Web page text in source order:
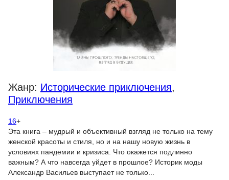
Жанр: Исторические приключения,
Приключения
16+
Эта книга – мудрый и объективный взгляд не только на тему
женской красоты и стиля, но и на нашу новую жизнь в
условиях пандемии и кризиса. Что окажется подлинно
важным? А что навсегда уйдет в прошлое? Историк моды
Александр Васильев выступает не только...